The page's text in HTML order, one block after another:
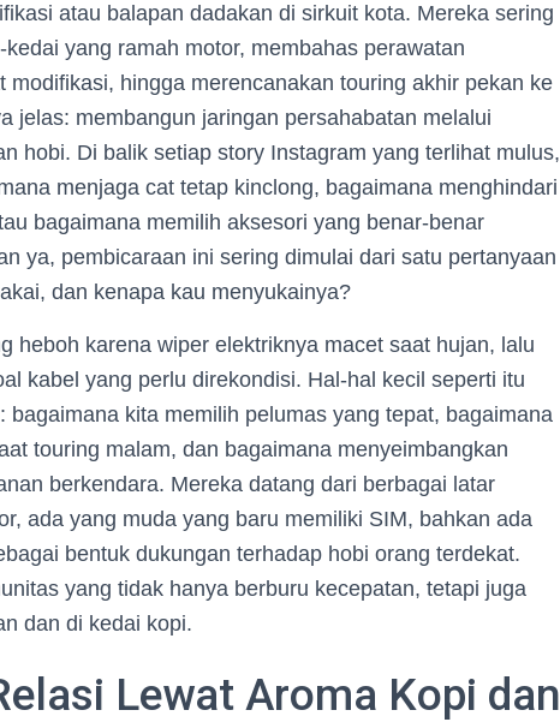
atau balapan dadakan di sirkuit kota. Mereka sering
yang ramah motor, membahas perawatan
modifikasi, hingga merencanakan touring akhir pekan ke
jelas: membangun jaringan persahabatan melalui
hobi. Di balik setiap story Instagram yang terlihat mulus,
menjaga cat tetap kinclong, bagaimana menghindari
bagaimana memilih aksesori yang benar-benar
ya, pembicaraan ini sering dimulai dari satu pertanyaan
dan kenapa kau menyukainya?
heboh karena wiper elektriknya macet saat hujan, lalu
kabel yang perlu direkondisi. Hal-hal kecil seperti itu
bagaimana kita memilih pelumas yang tepat, bagaimana
touring malam, dan bagaimana menyeimbangkan
berkendara. Mereka datang dari berbagai latar
ada yang muda yang baru memiliki SIM, bahkan ada
bentuk dukungan terhadap hobi orang terdekat.
yang tidak hanya berburu kecepatan, tetapi juga
dan di kedai kopi.
Lewat Aroma Kopi dan